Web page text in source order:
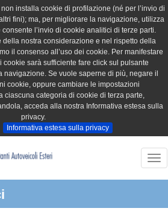
installa cookie di profilazione (né per l’invio di
fini); ma, per migliorare la navigazione, utilizza
l’invio di cookie analitici di terze parti.
nostra considerazione e nel rispetto della
il consenso all’uso dei cookie. Per manifestare
cookie sarà sufficiente fare click sul pulsante
navigazione. Se vuole saperne di più, negare il
cookie, oppure cambiare le impostazioni
ciascuna categoria di cookie di terza parte,
acceda alla nostra Informativa estesa sulla
privacy.
Informativa estesa sulla privacy